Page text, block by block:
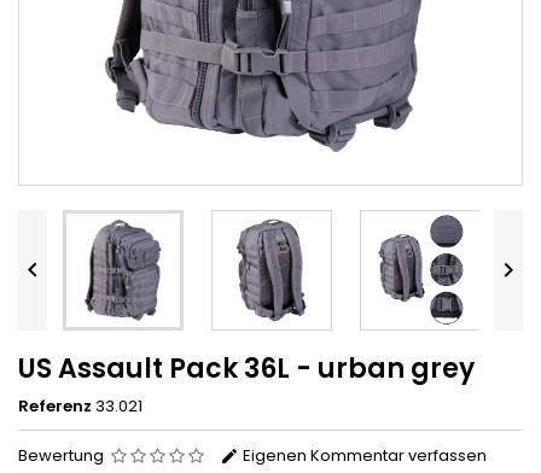
 
US Assault Pack 36L - urban grey
Referenz 33.021
Bewertung Eigenen Kommentar verfassen